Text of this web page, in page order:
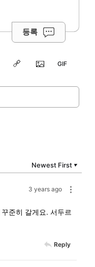
등록
Newest First ▼
3 years ago
준히 갈게요. 서두르
Reply